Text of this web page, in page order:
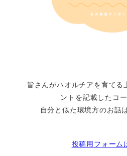
皆さんがハオルチアを育てる
ントを記載したコー
自分と似た環境方のお話
投稿用フォーム